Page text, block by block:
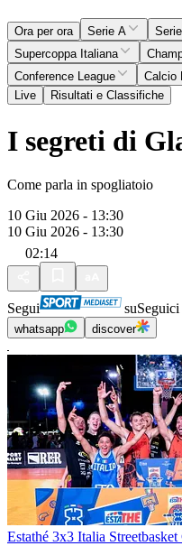
Ora per ora Serie A
Supercoppa Italiana
Conference League
Calcio
Live
Risultati e Classifiche
I segreti di
Come parla in spogliatoio
10 Giu 2026 - 13:30
10 Giu 2026 - 13:30
02:14
Segui suSeguici
whatsapp discover
Estathé 3x3 Italia